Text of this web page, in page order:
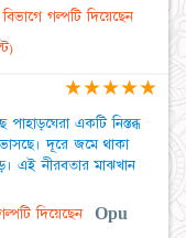
গল্পটি দিয়েছেন
একটি নিস্তব্ধ
দূরে জমে থাকা
এই নীরবতার মাঝখান
দিয়েছেন
Opu
★★★★★